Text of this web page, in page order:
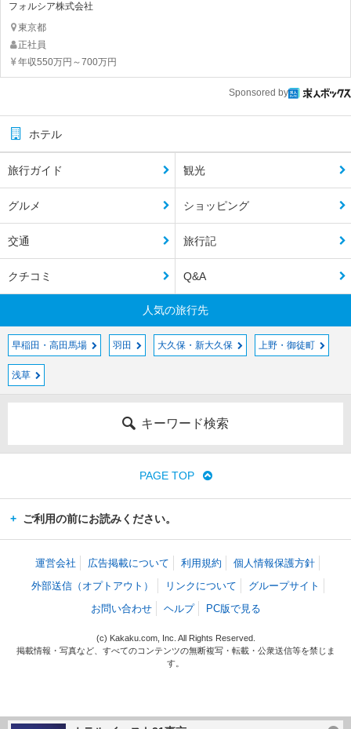
フォルシア株式会社
東京都
正社員
年収550万円～700万円
Sponsored by
ホテル
旅行ガイド 観光
グルメ ショッピング
交通 旅行記
クチコミ Q&A
人気の旅行先
早稲田・高田馬場 羽田 大久保・新大久保 上野・御徒町
浅草
キーワード検索
PAGE TOP
ご利用の前にお読みください。
運営会社 広告掲載について 利用規約
個人情報保護方針
外部送信（オプトアウト）
リンクについて
グループサイト
お問い合わせ
ヘルプ PC版で見る
(c) Kakaku.com, Inc. All Rights Reserved.
掲載情報・写真など、すべてのコンテンツの無断複写・転載・公衆送信等を禁じま
す。